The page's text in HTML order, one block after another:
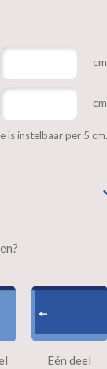
cm
cm
is instelbaar per 5 cm.
Eén deel